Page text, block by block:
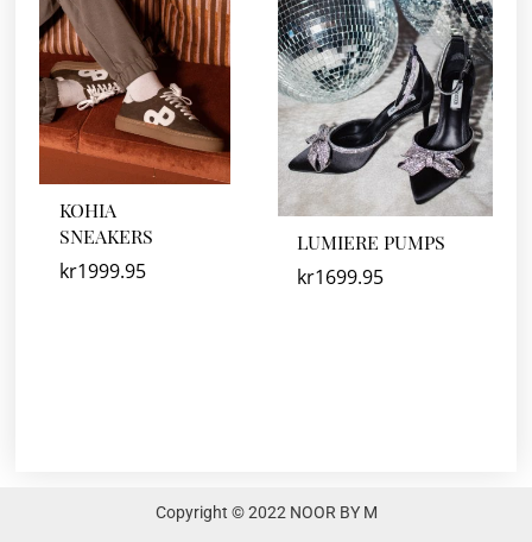
KOHIA
SNEAKERS
kr1999.95
LUMIERE PUMPS
kr1699.95
Copyright © 2022 NOOR BY M